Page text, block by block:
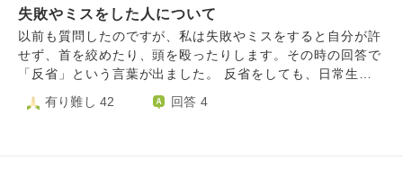
ぶことができず、リストカットをしたり自分を傷つけたりし
てしまいます。 人はいつか死ぬことも分かっていますが、
大切な人を看取りたくないしその人たちがいない世界で生き
たくないのです。 依存心はどうすれば薄まりますか？ま
失敗やミスをした人について
以前も質問したのですが、私は失敗やミスをすると自分が許
せず、首を絞めたり、頭を殴ったりします。その時の回答で
「反省」という言葉が出ました。 反省をしても、日常生活
や仕事でミスことや失敗が多く、結局自分を痛めつけていま
す。 そもそも、普通の人がしないような失敗やミスをする
有り難し 42 回答 4